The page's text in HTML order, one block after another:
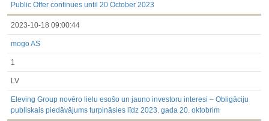
Public Offer continues until 20 October 2023
2023-10-18 09:00:44
mogo AS
1
LV
Eleving Group novēro lielu esošo un jauno investoru interesi – Obligāciju
publiskais piedāvājums turpināsies līdz 2023. gada 20. oktobrim